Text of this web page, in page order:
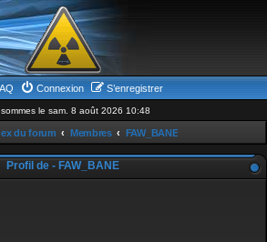
Connexion S’enregistrer
le sam. 8 août 2026 10:48
du forum Membres FAW_BANE
Profil de - FAW_BANE